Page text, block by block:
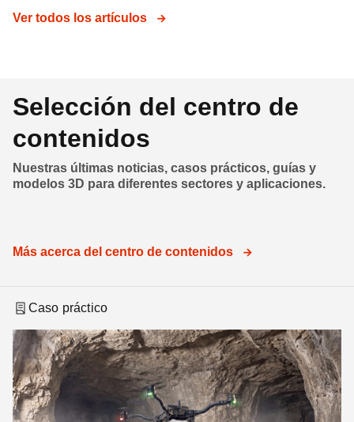
Ver todos los artículos
Selección del centro de
contenidos
Nuestras últimas noticias, casos prácticos, guías y
modelos 3D para diferentes sectores y aplicaciones.
Más acerca del centro de contenidos
Caso práctico